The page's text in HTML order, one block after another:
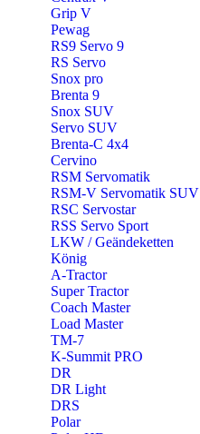
Grip V
Pewag
RS9 Servo 9
RS Servo
Snox pro
Brenta 9
Snox SUV
Servo SUV
Brenta-C 4x4
Cervino
RSM Servomatik
RSM-V Servomatik SUV
RSC Servostar
RSS Servo Sport
LKW / Geändeketten
König
A-Tractor
Super Tractor
Coach Master
Load Master
TM-7
K-Summit PRO
DR
DR Light
DRS
Polar